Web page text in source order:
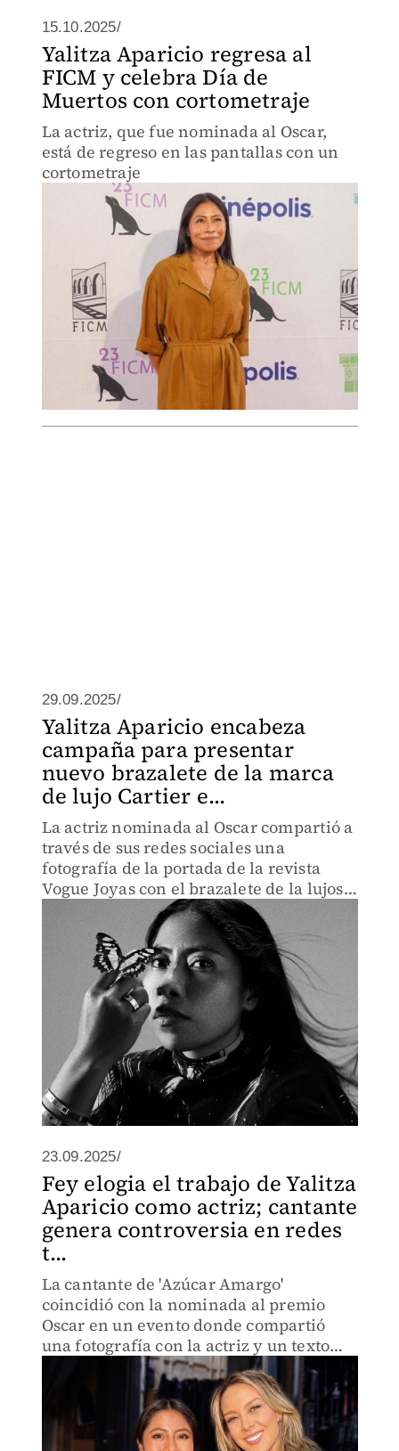
15.10.2025/
Yalitza Aparicio regresa al
FICM y celebra Día de
Muertos con cortometraje
La actriz, que fue nominada al Oscar,
está de regreso en las pantallas con un
cortometraje
29.09.2025/
Yalitza Aparicio encabeza
campaña para presentar
nuevo brazalete de la marca
de lujo Cartier e...
La actriz nominada al Oscar compartió a
través de sus redes sociales una
fotografía de la portada de la revista
Vogue Joyas con el brazalete de la lujosa
23.09.2025/
Fey elogia el trabajo de Yalitza
Aparicio como actriz; cantante
genera controversia en redes
t...
La cantante de 'Azúcar Amargo'
coincidió con la nominada al premio
Oscar en un evento donde compartió
una fotografía con la actriz y un texto
que ha generado polémica.